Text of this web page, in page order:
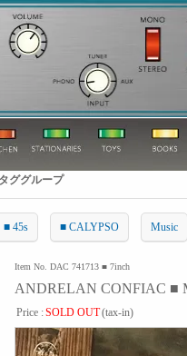
タググループ
■ 45s ■ CALYPSO Music
Item No. DAC 741713 ■ 7inch
ANDRELAN CONFIAC ■
Price :SOLD OUT(tax-in)